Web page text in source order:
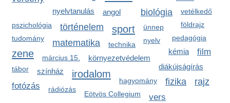
nyelvtanulás biológia vetélkedő
angol
pszichológia történelem földrajz
sport
ünnep
pedagógia
tudomány nyelv
matematika technika
kémia film
zene március 15.
környezetvédelem
diákújságírás
tábor színház irodalom
hagyomány fizika
fotózás rajz
rádiózás
Eötvös Collegium vers